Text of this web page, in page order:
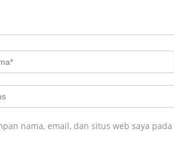
nama, email, dan situs web saya